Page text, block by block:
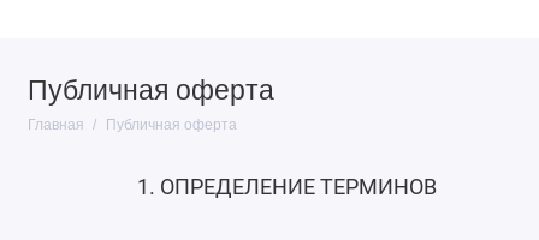
Публичная оферта
Главная Публичная оферта
1. ОПРЕДЕЛЕНИЕ ТЕРМИНОВ